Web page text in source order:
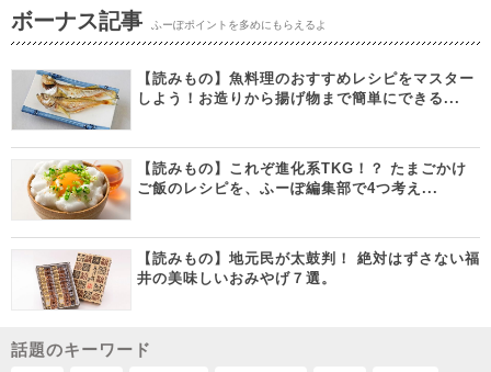
ボーナス記事 ふーぽポイントを多めにもらえるよ
【読みもの】魚料理のおすすめレシピをマスター
しよう！お造りから揚げ物まで簡単にできる...
【読みもの】これぞ進化系TKG！？ たまごかけ
ご飯のレシピを、ふーぽ編集部で4つ考え...
【読みもの】地元民が太鼓判！ 絶対はずさない福
井の美味しいおみやげ７選。
話題のキーワード